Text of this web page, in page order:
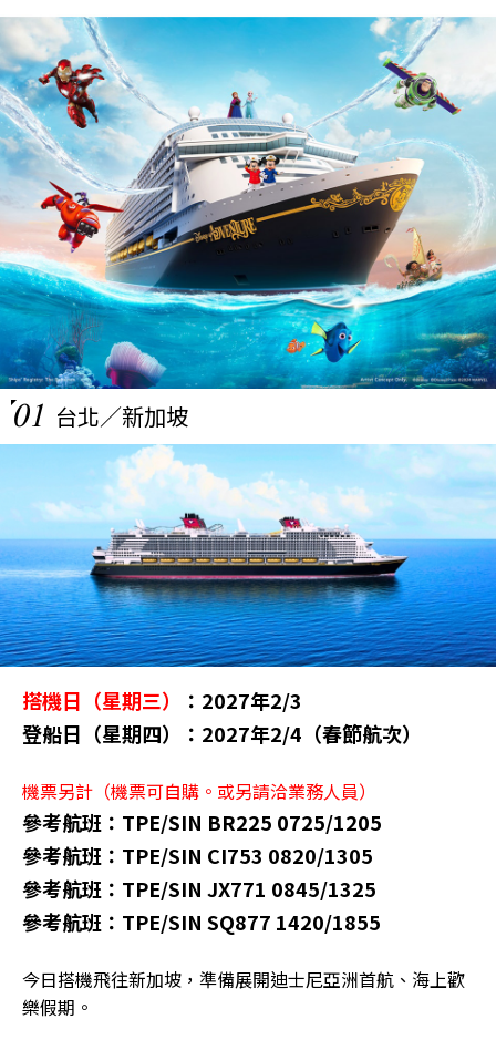
01 台北／新加坡
搭機日（星期三）
：2027年2/3
登船日（星期四）：2027年2/4（春節航次）
機票另計（機票可自購。或另請洽業務人員）
參考航班：TPE/SIN BR225 0725/1205
參考航班：TPE/SIN CI753 0820/1305
參考航班：TPE/SIN JX771 0845/1325
參考航班：TPE/SIN SQ877 1420/1855
今日搭機飛往新加坡，準備展開迪士尼亞洲首航、海上歡
樂假期。